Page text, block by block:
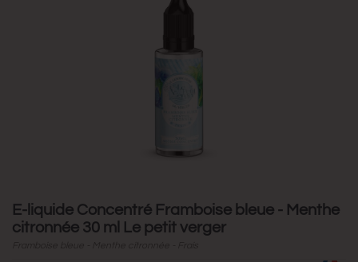
E-liquide Concentré Framboise bleue - Menthe
citronnée 30 ml Le petit verger